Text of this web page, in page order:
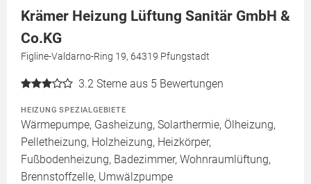
Krämer Heizung Lüftung Sanitär GmbH &
Co.KG
Figline-Valdarno-Ring 19, 64319 Pfungstadt
3.2 Sterne aus 5 Bewertungen
HEIZUNG SPEZIALGEBIETE
Wärmepumpe, Gasheizung, Solarthermie, Ölheizung,
Pelletheizung, Holzheizung, Heizkörper,
Fußbodenheizung, Badezimmer, Wohnraumlüftung,
Brennstoffzelle, Umwälzpumpe